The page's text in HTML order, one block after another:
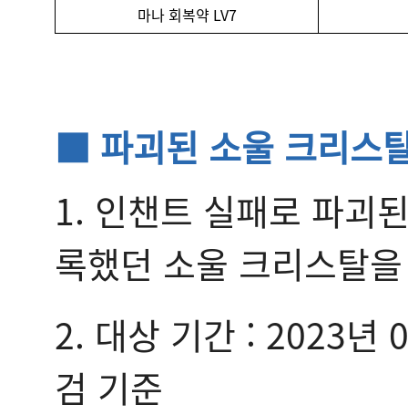
마나 회복약 LV7
■ 파괴된 소울 크리스
1. 인챈트 실패로 파괴
록했던 소울 크리스탈
2. 대상 기간 : 2023년
검 기준